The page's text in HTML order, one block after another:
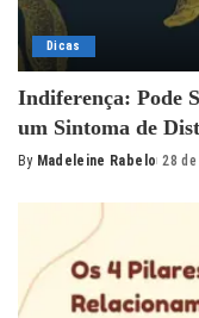
Dicas
Indiferença: Pode
um Sintoma de
Posted
By Madeleine Rabelo 28